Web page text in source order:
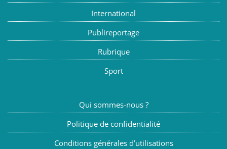
International
Publireportage
Rubrique
Sport
Qui sommes-nous ?
Politique de confidentialité
Conditions générales d’utilisations